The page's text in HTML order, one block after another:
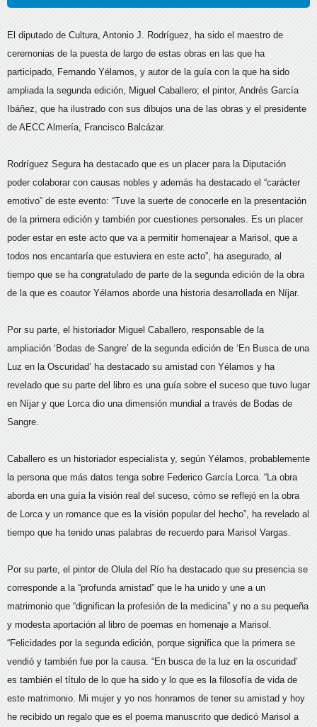
El diputado de Cultura, Antonio J. Rodríguez, ha sido el maestro de
ceremonias de la puesta de largo de estas obras en las que ha
participado, Fernando Yélamos, y autor de la guía con la que ha sido
ampliada la segunda edición, Miguel Caballero; el pintor, Andrés García
Ibáñez, que ha ilustrado con sus dibujos una de las obras y el presidente
de AECC Almería, Francisco Balcázar.
Rodríguez Segura ha destacado que es un placer para la Diputación
poder colaborar con causas nobles y además ha destacado el “carácter
emotivo” de este evento: “Tuve la suerte de conocerle en la presentación
de la primera edición y también por cuestiones personales. Es un placer
poder estar en este acto que va a permitir homenajear a Marisol, que a
todos nos encantaría que estuviera en este acto”, ha asegurado, al
tiempo que se ha congratulado de parte de la segunda edición de la obra
de la que es coautor Yélamos aborde una historia desarrollada en Níjar.
Por su parte, el historiador Miguel Caballero, responsable de la
ampliación ‘Bodas de Sangre’ de la segunda edición de ‘En Busca de una
Luz en la Oscuridad’ ha destacado su amistad con Yélamos y ha
revelado que su parte del libro es una guía sobre el suceso que tuvo lugar
en Níjar y que Lorca dio una dimensión mundial a través de Bodas de
Sangre.
Caballero es un historiador especialista y, según Yélamos, probablemente
la persona que más datos tenga sobre Federico García Lorca. “La obra
aborda en una guía la visión real del suceso, cómo se reflejó en la obra
de Lorca y un romance que es la visión popular del hecho”, ha revelado al
tiempo que ha tenido unas palabras de recuerdo para Marisol Vargas.
Por su parte, el pintor de Olula del Río ha destacado que su presencia se
corresponde a la “profunda amistad” que le ha unido y une a un
matrimonio que “dignifican la profesión de la medicina” y no a su pequeña
y modesta aportación al libro de poemas en homenaje a Marisol.
“Felicidades por la segunda edición, porque significa que la primera se
vendió y también fue por la causa. “En busca de la luz en la oscuridad’
es también el título de lo que ha sido y lo que es la filosofía de vida de
este matrimonio. Mi mujer y yo nos honramos de tener su amistad y hoy
he recibido un regalo que es el poema manuscrito que dedicó Marisol a